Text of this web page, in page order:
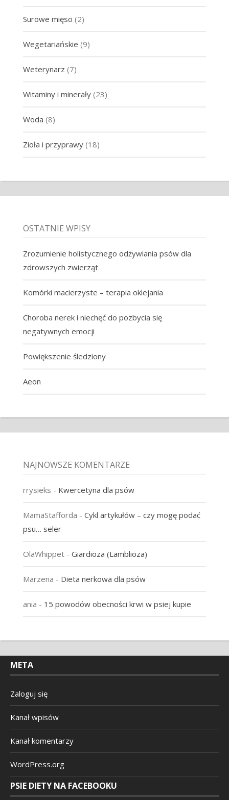
Surowe mięso (2)
Wegetariańskie (9)
Weterynarz (7)
Witaminy i minerały(23)
Woda (8)
Zioła i przyprawy(18)
OSTATNIE WPISY
Zrozumienie holistycznego odżywiania psów dla
zdrowszych zwierząt
Komórki macierzyste – terapia oklejania
Choroba nerek i niechęć do pozbycia się
negatywnych emocji
Powiększenie śledziony
Aeon
NAJNOWSZE KOMENTARZE
rrysieks - Kwercetyna dla psów
MamaStafforda - Cykl artykułów – czy mogę podać
psu… seler
OlaWhippet- Giardioza (Lamblioza)
Marzena - Dieta nerkowa dla psów
ania - 15 powodów obecności krwi w psiej kupie
META
Zaloguj się
Kanał wpisów
Kanał komentarzy
WordPress.org
PSIE DIETY NA FACEBOOKU